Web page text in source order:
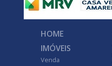
HOME
IMÓVEIS
Venda